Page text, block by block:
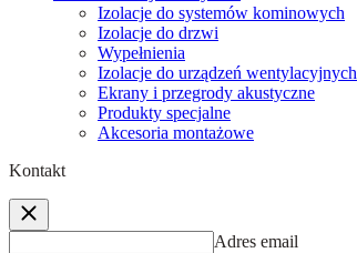
Izolacje do systemów kominowych
Izolacje do drzwi
Wypełnienia
Izolacje do urządzeń wentylacyjnych
Ekrany i przegrody akustyczne
Produkty specjalne
Akcesoria montażowe
Kontakt
Adres email